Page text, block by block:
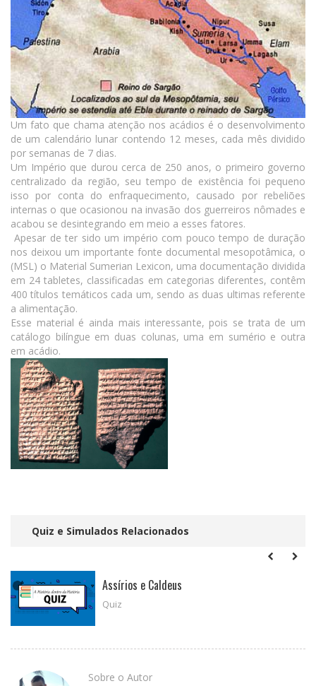
Um fato que chama atenção nos acádios é o desenvolvimento
de um calendário lunar contendo 12 meses, cada mês dividido
por semanas de 7 dias.
Um Império que durou cerca de 250 anos, o primeiro governo
centralizado da região, seu tempo de existência foi pequeno
isso por conta do enfraquecimento, causado por rebeliões
internas o que ocasionou na invasão dos guerreiros nômades e
acabou se desintegrando em meio a esses fatores.
Apesar de ter sido um império com pouco tempo de duração
nos deixou um importante fonte documental mesopotâmica, o
(MSL) o Material Sumerian Lexicon, uma documentação dividida
em 24 tabletes, classificadas em categorias diferentes, contêm
400 títulos temáticos cada um, sendo as duas ultimas referente
a alimentação.
Esse material é ainda mais interessante, pois se trata de um
catálogo bilíngue em duas colunas, uma em sumério e outra
em acádio.
Quiz e Simulados Relacionados
Assírios e Caldeus
Quiz
Sobre o Autor